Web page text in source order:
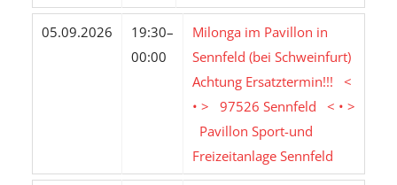
05.09.2026
19:30–
00:00
Milonga im Pavillon in
Sennfeld (bei Schweinfurt)
Achtung Ersatztermin!!! <
• > 97526 Sennfeld < • >
Pavillon Sport-und
Freizeitanlage Sennfeld